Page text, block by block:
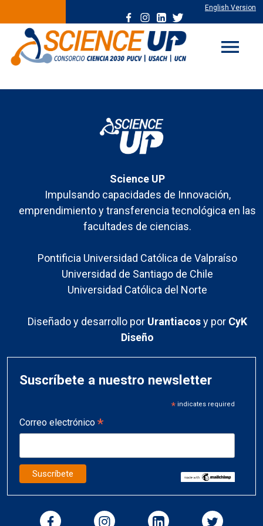
English Version
menu
Science UP
Impulsando capacidades de Innovación,
emprendimiento y transferencia tecnológica en las
facultades de ciencias.
Pontificia Universidad Católica de Valpraíso
Universidad de Santiago de Chile
Universidad Católica del Norte
Diseñado y desarrollo por Urantiacosy por CyK
Diseño
Suscríbete a nuestro newsletter
*indicates required
Correo electrónico *